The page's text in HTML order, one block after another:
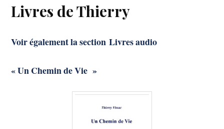
Livres de Thierry
Voir également la sectionLivres audio
« Un Chemin de Vie »